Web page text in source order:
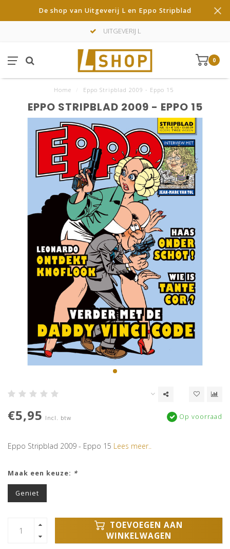
De shop van Uitgeverij L en Eppo Stripblad
UITGEVERIJ L
0
Home Eppo Stripblad 2009 - Eppo 15
EPPO STRIPBLAD 2009 - EPPO 15
€5,95 Incl. btw Op voorraad
Eppo Stripblad 2009 - Eppo 15 Lees meer..
Maak een keuze: *
Geniet
TOEVOEGEN AAN
WINKELWAGEN